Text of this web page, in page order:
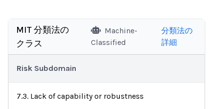
MIT 分類法の
クラス
Machine-
Classified
分類法の
詳細
Risk Subdomain
7.3. Lack of capability or robustness